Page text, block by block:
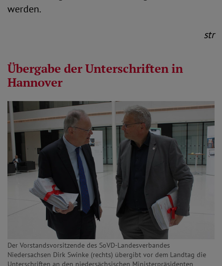
werden.
str
Übergabe der Unterschriften in
Hannover
Der Vorstandsvorsitzende des SoVD-Landesverbandes
Niedersachsen Dirk Swinke (rechts) übergibt vor dem Landtag die
Unterschriften an den niedersächsischen Ministerpräsidenten